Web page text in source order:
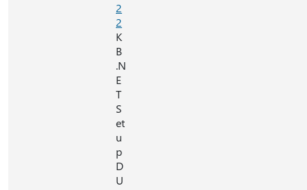
2
2
K
B
.N
E
T
S
et
u
p
D
U